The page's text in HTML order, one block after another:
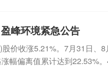
峰环境紧急公告
价收涨5.21%。7月31日、
幅偏离值累计达到22.53%